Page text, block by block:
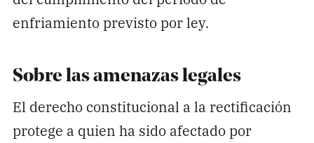
enfriamiento previsto por ley.
Sobre las amenazas legales
El derecho constitucional a la rectificación
protege a quien ha sido afectado por